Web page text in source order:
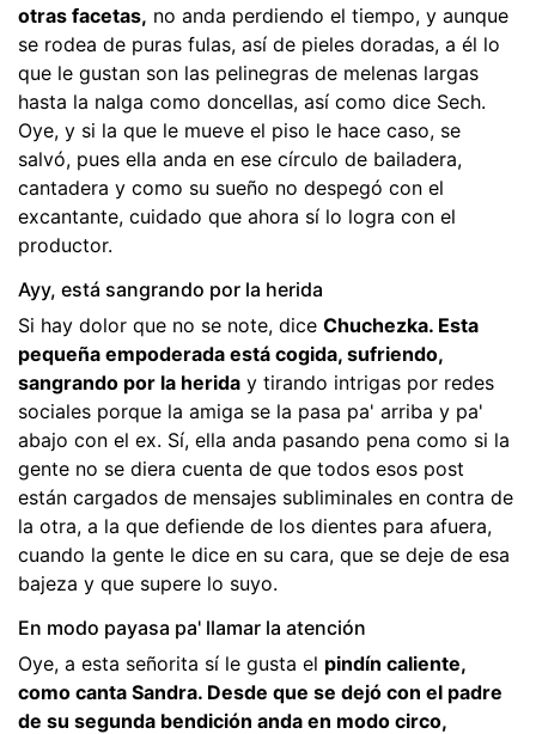
otras facetas, no anda perdiendo el tiempo, y aunque
se rodea de puras fulas, así de pieles doradas, a él lo
que le gustan son las pelinegras de melenas largas
hasta la nalga como doncellas, así como dice Sech.
Oye, y si la que le mueve el piso le hace caso, se
salvó, pues ella anda en ese círculo de bailadera,
cantadera y como su sueño no despegó con el
excantante, cuidado que ahora sí lo logra con el
productor.
Ayy, está sangrando por la herida
Si hay dolor que no se note, dice Chuchezka. Esta
pequeña empoderada está cogida, sufriendo,
sangrando por la herida y tirando intrigas por redes
sociales porque la amiga se la pasa pa' arriba y pa'
abajo con el ex. Sí, ella anda pasando pena como si la
gente no se diera cuenta de que todos esos post
están cargados de mensajes subliminales en contra de
la otra, a la que defiende de los dientes para afuera,
cuando la gente le dice en su cara, que se deje de esa
bajeza y que supere lo suyo.
En modo payasa pa' llamar la atención
Oye, a esta señorita sí le gusta el pindín caliente,
como canta Sandra. Desde que se dejó con el padre
de su segunda bendición anda en modo circo,